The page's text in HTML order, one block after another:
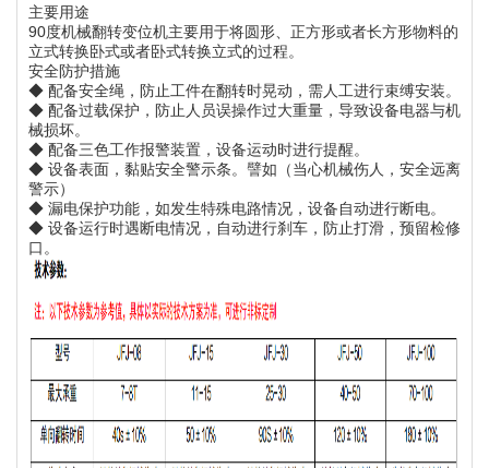
主要用途
90度机械翻转变位机主要用于将圆形、正方形或者长方形物料的
立式转换卧式或者卧式转换立式的过程。
安全防护措施
◆ 配备安全绳，防止工件在翻转时晃动，需人工进行束缚安装。
◆ 配备过载保护，防止人员误操作过大重量，导致设备电器与机
械损坏。
◆ 配备三色工作报警装置，设备运动时进行提醒。
◆ 设备表面，黏贴安全警示条。譬如（当心机械伤人，安全远离
警示）
◆ 漏电保护功能，如发生特殊电路情况，设备自动进行断电。
◆ 设备运行时遇断电情况，自动进行刹车，防止打滑，预留检修
口。